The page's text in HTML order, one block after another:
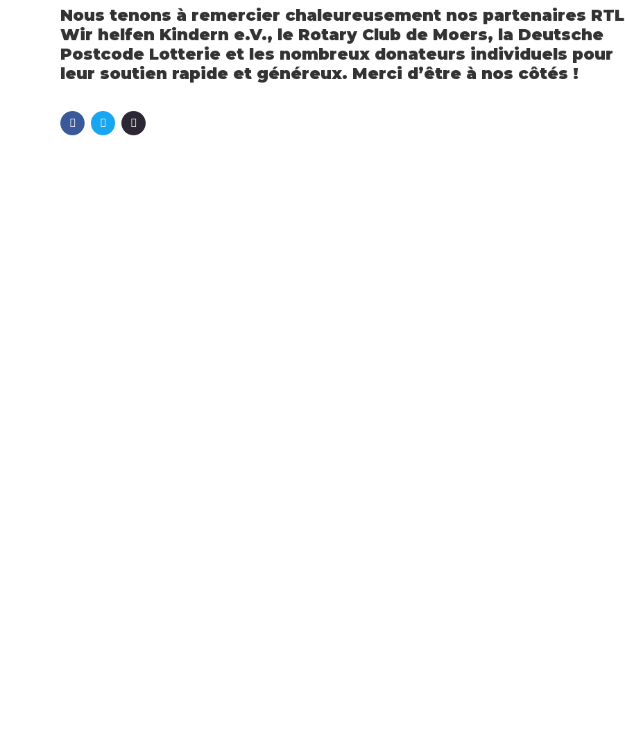
Nous tenons à remercier chaleureusement nos partenaires RTL
Wir helfen Kindern e.V., le Rotary Club de Moers, la Deutsche
Postcode Lotterie et les nombreux donateurs individuels pour
leur soutien rapide et généreux. Merci d’être à nos côtés !